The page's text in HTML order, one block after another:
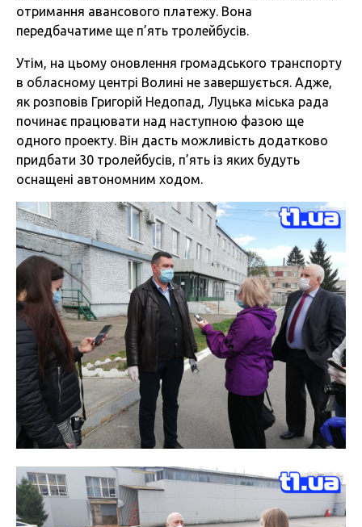
отримання авансового платежу. Вона
передбачатиме ще п’ять тролейбусів.
Утім, на цьому оновлення громадського транспорту
в обласному центрі Волині не завершується. Адже,
як розповів Григорій Недопад, Луцька міська рада
починає працювати над наступною фазою ще
одного проекту. Він дасть можливість додатково
придбати 30 тролейбусів, п’ять із яких будуть
оснащені автономним ходом.